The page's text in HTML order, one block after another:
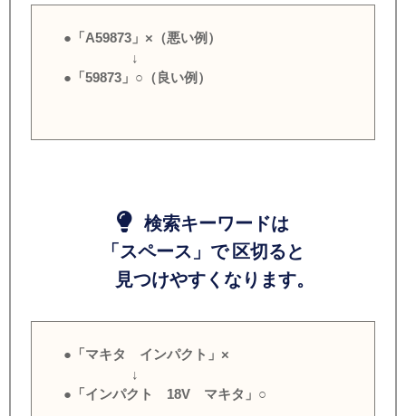
●「A59873」×（悪い例）
↓
●「59873」○（良い例）
検索キーワードは
「スペース」で 区切ると
見つけやすくなります。
●「マキタ インパクト」×
↓
●「インパクト 18V マキタ」○